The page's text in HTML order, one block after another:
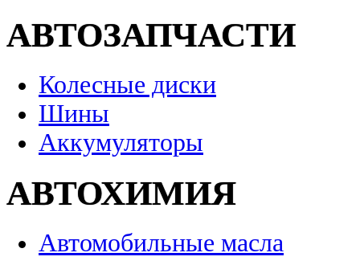
АВТОЗАПЧАСТИ
Колесные диски
Шины
Аккумуляторы
АВТОХИМИЯ
Автомобильные масла